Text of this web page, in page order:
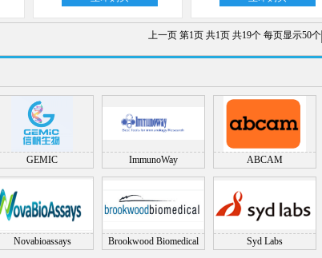
上一页 第1页 共1页 共19个 每页显示50个
GEMIC ImmunoWay ABCAM
Novabioassays Brookwood Biomedical Syd Labs